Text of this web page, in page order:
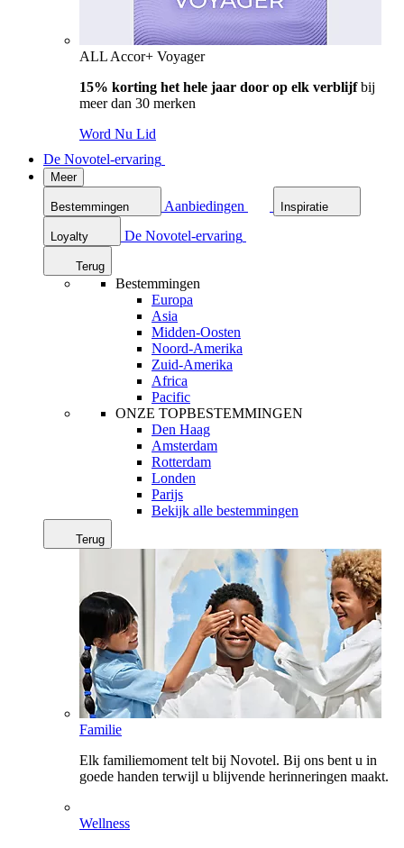
ALL Accor+ Voyager
15% korting het hele jaar door op elk verblijfbij
meer dan 30 merken
Word Nu Lid
De Novotel-ervaring
Meer
Bestemmingen Aanbiedingen Inspiratie
Loyalty De Novotel-ervaring
Terug
Bestemmingen
Europa
Asia
Midden-Oosten
Noord-Amerika
Zuid-Amerika
Africa
Pacific
ONZE TOPBESTEMMINGEN
Den Haag
Amsterdam
Rotterdam
Londen
Parijs
Bekijk alle bestemmingen
Terug
Familie
Elk familiemoment telt bij Novotel. Bij ons bent u in
goede handen terwijl u blijvende herinneringen maakt.
Wellness